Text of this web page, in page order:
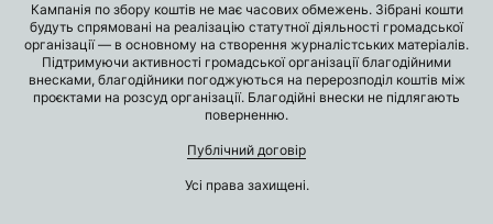
Кампанія по збору коштів не має часових обмежень. Зібрані кошти
будуть спрямовані на реалізацію статутної діяльності громадської
організації — в основному на створення журналістських матеріалів.
Підтримуючи активності громадської організації благодійними
внесками, благодійники погоджуються на перерозподіл коштів між
проєктами на розсуд організації. Благодійні внески не підлягають
поверненню.
Публічний договір
Усі права захищені.